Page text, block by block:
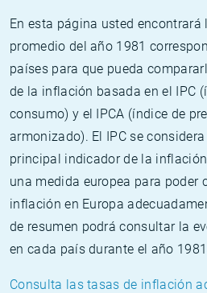
En esta página usted
promedio del año 1981
países para que pueda
de la inflación basada en el IPC
consumo) y el IPCA (índice de
armonizado). El IPC se
principal indicador de la
una medida europea para poder
inflación en Europa
de resumen podrá consultar la
en cada país durante el año
Consulta las tasas de inflación